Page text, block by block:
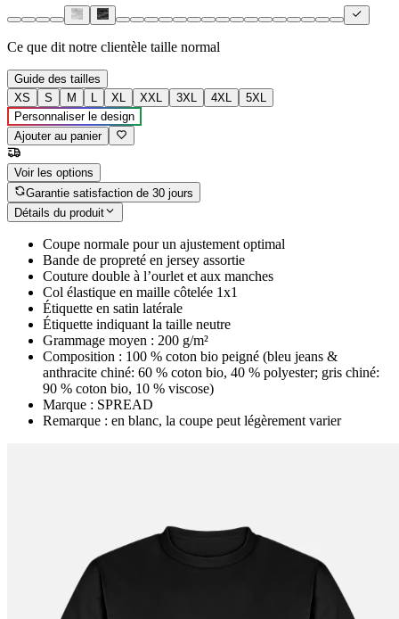
Ce que dit notre clientèle taille normal
Guide des tailles
XS
S M L XL XXL 3XL 4XL
5XL
Personnaliser le design
Ajouter au panier
Voir les options
Garantie satisfaction de 30 jours
Détails du produit
Coupe normale pour un ajustement optimal
Bande de propreté en jersey assortie
Couture double à l’ourlet et aux manches
Col élastique en maille côtelée 1x1
Étiquette en satin latérale
Étiquette indiquant la taille neutre
Grammage moyen : 200 g/m²
Composition : 100 % coton bio peigné (bleu jeans &
anthracite chiné: 60 % coton bio, 40 % polyester; gris chiné:
90 % coton bio, 10 % viscose)
Marque : SPREAD
Remarque : en blanc, la coupe peut légèrement varier